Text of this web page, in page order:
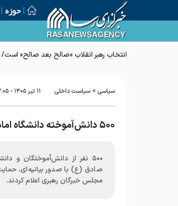
حوزه
انتخاب رهبر انقلاب «صالح بعد صالح»
سیاسی > سیاست داخلی ۱۱ تير ۱۴۰۵ - ۱۲:۰۵
۵۰۰ دانش‌آموخته دانشگاه امام صادق از بیانیه خبرگان اعلام حمایت کردند
۵۰۰ نفر از دانش‌آموختگان و
صادق (ع) با صدور بیانیه‌ای، حمایت
مجلس خبرگان رهبری اعلام کردند.